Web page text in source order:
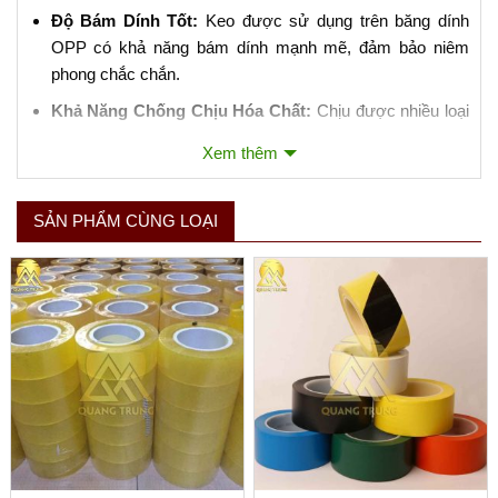
Độ Bám Dính Tốt: Keo được sử dụng trên băng dính
OPP có khả năng bám dính mạnh mẽ, đảm bảo niêm
phong chắc chắn.
Khả Năng Chống Chịu Hóa Chất: Chịu được nhiều loại
Niêm Phong Hộp Carton:
giúp đảm bảo hàng hóa không bị mở ra trong quá trình
vận chuyển.
Đóng Gói Sản Phẩm:Bảo vệ sản phẩm khỏi bụi bẩn,
nước và các yếu tố môi trường khác.
Sử Dụng Trong Công Nghiệp:
Thích hợp cho việc đóng
gói tự động bằng máy móc do độ bền và khả năng chịu
lực tốt.
4. Lưu Ý Khi Sử Dụng Băng Dính Đóng Gói OPP:
Xem thêm
SẢN PHẨM CÙNG LOẠI